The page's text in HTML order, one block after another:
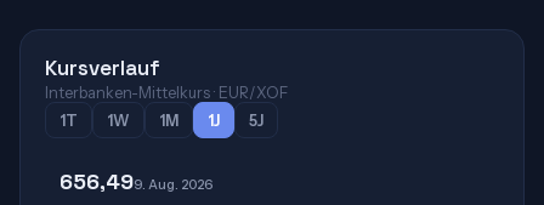
Kursverlauf
Interbanken-Mittelkurs · EUR/XOF
1T
1W 1M 1J 5J
656,499. Aug. 2026